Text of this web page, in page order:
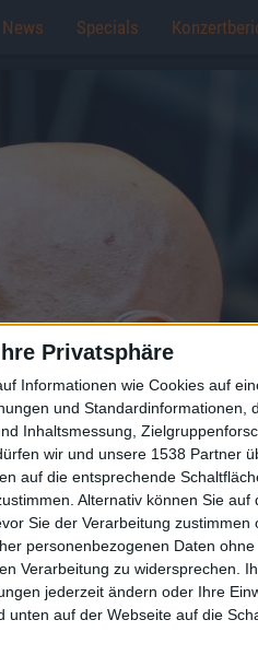
Privatsphäre
Informationen wie Cookies auf
und Standardinformationen,
Inhaltsmessung,
wir und unsere 1538 Partner
auf die entsprechende
Alternativ können Sie auf
Sie der Verarbeitung zustimmen
personenbezogenen Daten
Verarbeitung zu widersprechen.
jederzeit ändern oder Ihre
auf der Webseite auf die
News Specials